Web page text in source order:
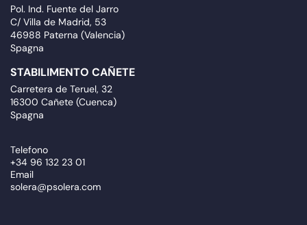
Pol. Ind. Fuente del Jarro
C/ Villa de Madrid, 53
46988 Paterna (Valencia)
Spagna
STABILIMENTO CAÑETE
Carretera de Teruel, 32
16300 Cañete (Cuenca)
Spagna
Telefono
+34 96 132 23 01
Email
solera@psolera.com